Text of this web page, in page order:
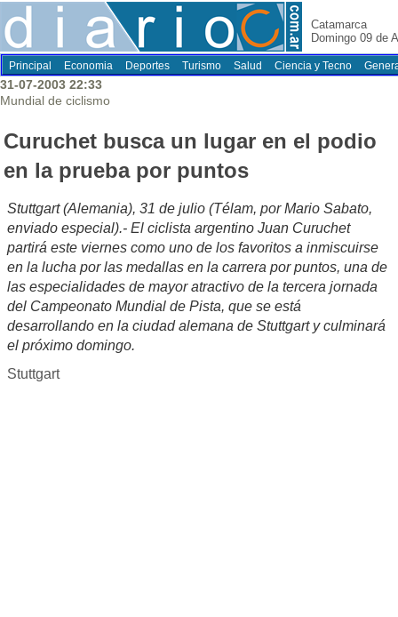
Catamarca
Domingo 09 de
Principal Economia Deportes Turismo Salud Ciencia y Tecno
31-07-2003 22:33
Mundial de ciclismo
Curuchet busca un lugar en el podio
en la prueba por puntos
Stuttgart (Alemania), 31 de julio (Télam, por Mario Sabato,
enviado especial).- El ciclista argentino Juan Curuchet
partirá este viernes como uno de los favoritos a inmiscuirse
en la lucha por las medallas en la carrera por puntos, una de
las especialidades de mayor atractivo de la tercera jornada
del Campeonato Mundial de Pista, que se está
desarrollando en la ciudad alemana de Stuttgart y culminará
el próximo domingo.
Stuttgart